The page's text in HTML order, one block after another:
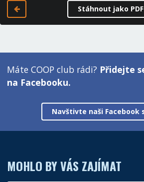
Stáhnout jako PDF
Máte COOP club rádi? Přidejte
na Facebooku.
Navštivte naši Facebook
MOHLO BY VÁS ZAJÍMAT